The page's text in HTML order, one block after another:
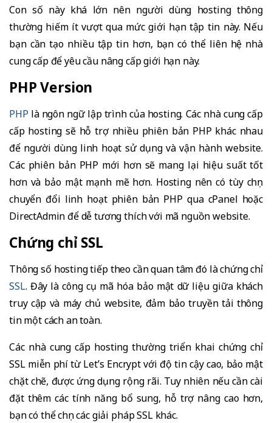
Con số này khá lớn nên người dùng hosting thông
thường hiếm ít vượt qua mức giới hạn tập tin này. Nếu
bạn cần tạo nhiều tập tin hơn, bạn có thể liên hệ nhà
cung cấp để yêu cầu nâng cấp giới hạn này.
PHP Version
PHP là ngôn ngữ lập trình của hosting. Các nhà cung cấp
cấp hosting sẽ hỗ trợ nhiều phiên bản PHP khác nhau
để người dùng linh hoạt sử dụng và vận hành website.
Các phiên bản PHP mới hơn sẽ mang lại hiệu suất tốt
hơn và bảo mật mạnh mẽ hơn. Hosting nên có tùy chọn
chuyển đổi linh hoạt phiên bản PHP qua cPanel hoặc
DirectAdmin để dễ tương thích với mã nguồn website.
Chứng chỉ SSL
Thông số hosting tiếp theo cần quan tâm đó là chứng chỉ
SSL. Đây là công cụ mã hóa bảo mật dữ liệu giữa khách
truy cập và máy chủ website, đảm bảo truyền tải thông
tin một cách an toàn.
Các nhà cung cấp hosting thường triển khai chứng chỉ
SSL miễn phí từ Let’s Encrypt với độ tin cậy cao, bảo mật
chặt chẽ, được ứng dụng rộng rãi. Tuy nhiên nếu cần cài
đặt thêm các tính năng bổ sung, hỗ trợ nâng cao hơn,
bạn có thể chọn các giải pháp SSL khác.